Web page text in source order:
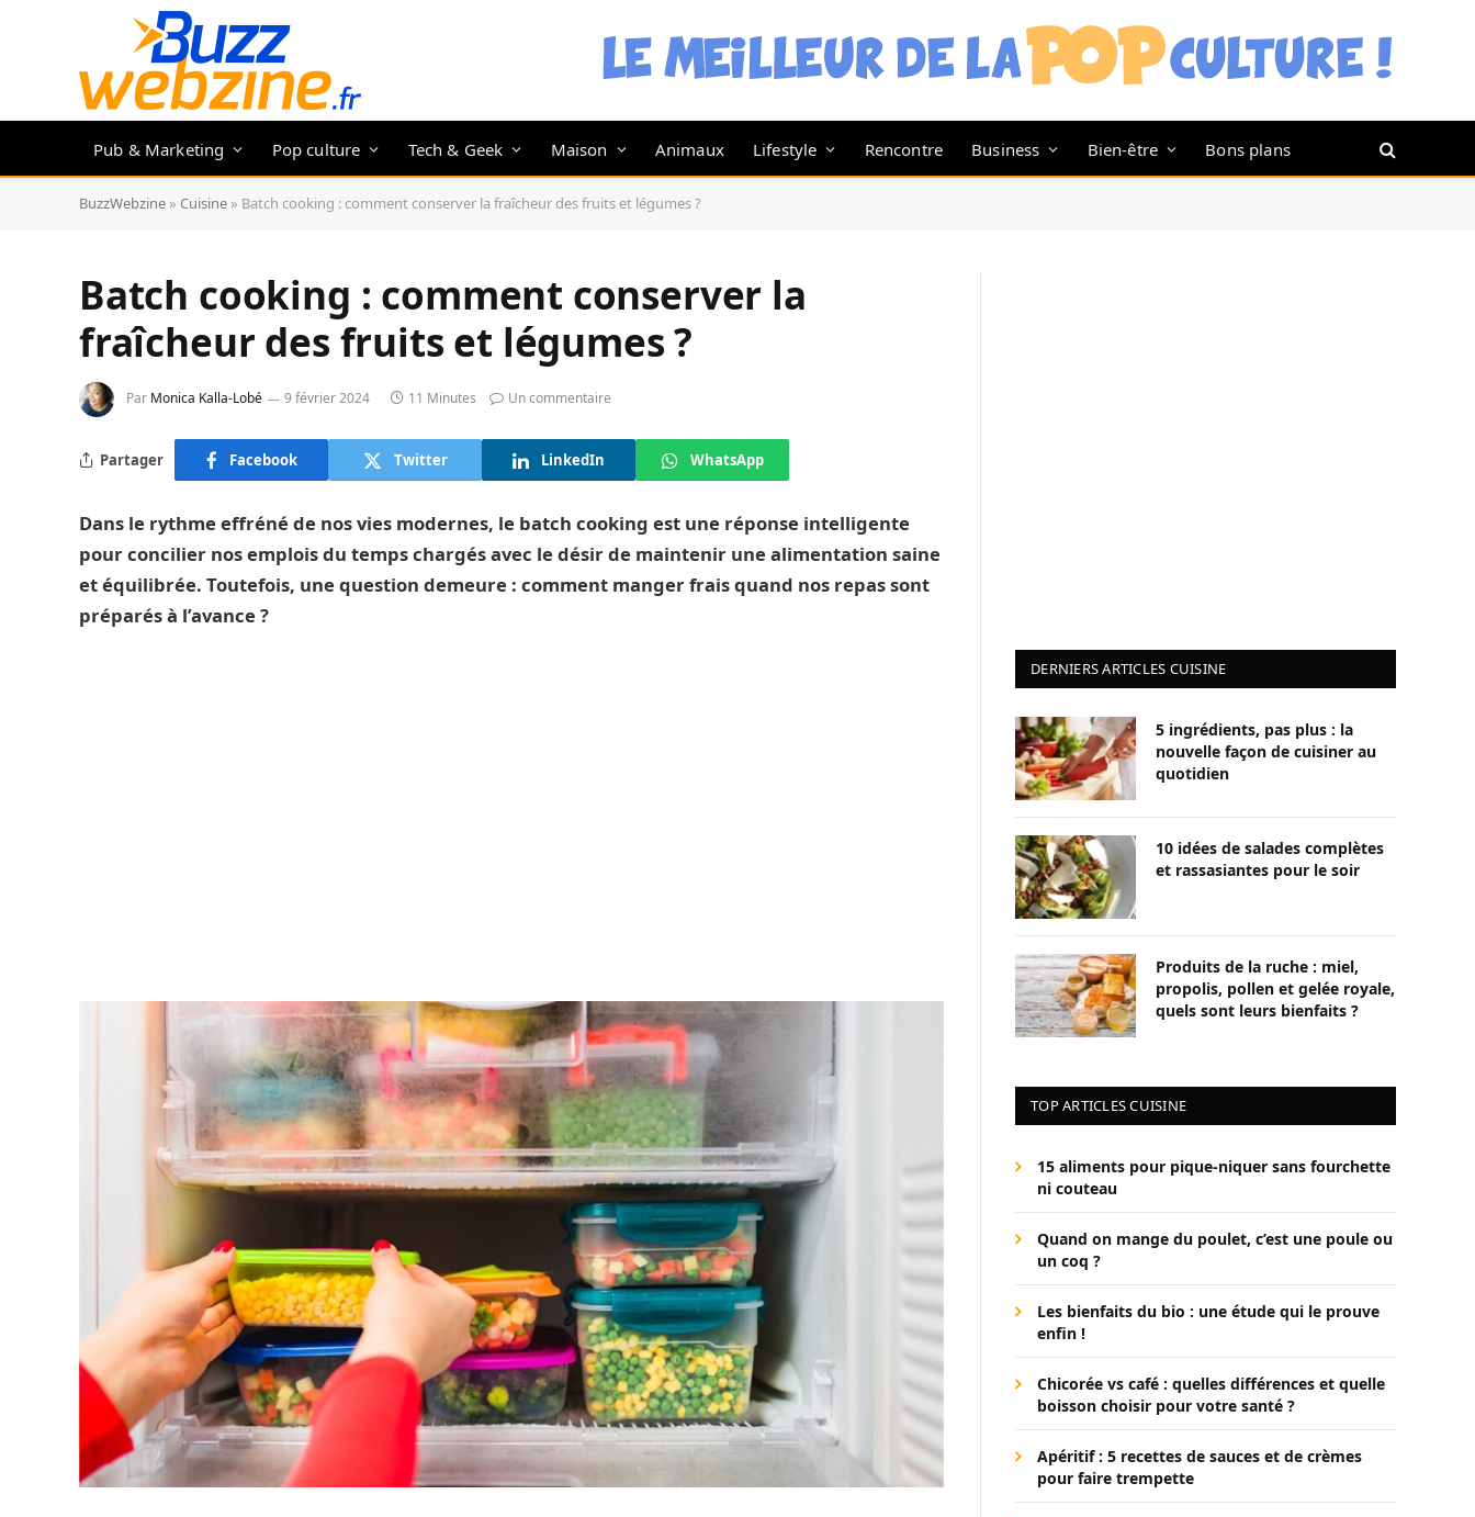
Pub & Marketing Pop culture Tech & Geek Maison Animaux Lifestyle Rencontre Business Bien-être Bons plans
BuzzWebzine » Cuisine » Batch cooking : comment conserver la fraîcheur des fruits et légumes ?
Batch cooking : comment conserver la
fraîcheur des fruits et légumes ?
Par Monica Kalla-Lobé 9 février 2024 11 Minutes Un commentaire
Partager Facebook Twitter LinkedIn WhatsApp
Dans le rythme effréné de nos vies modernes, le batch cooking est une réponse intelligente
pour concilier nos emplois du temps chargés avec le désir de maintenir une alimentation saine
et équilibrée. Toutefois, une question demeure : comment manger frais quand nos repas sont
préparés à l’avance ?
DERNIERS ARTICLES CUISINE
5 ingrédients, pas plus : la
nouvelle façon de cuisiner au
quotidien
10 idées de salades complètes
et rassasiantes pour le soir
Produits de la ruche : miel,
propolis, pollen et gelée royale,
quels sont leurs bienfaits ?
TOP ARTICLES CUISINE
15 aliments pour pique-niquer sans fourchette
ni couteau
Quand on mange du poulet, c’est une poule ou
un coq ?
Les bienfaits du bio : une étude qui le prouve
enfin !
Chicorée vs café : quelles différences et quelle
boisson choisir pour votre santé ?
Apéritif : 5 recettes de sauces et de crèmes
pour faire trempette